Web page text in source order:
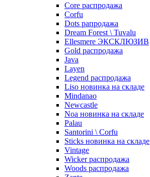
Core распродажа
Corfu
Dots рапродажа
Dream Forest \ Tuvalu
Ellesmere ЭКСКЛЮЗИВ
Gold распродажа
Java
Layen
Legend распродажа
Liso новинка на складе
Mindanao
Newcastle
Noa новинка на складе
Palau
Santorini \ Corfu
Sticks новинка на складе
Vintage
Wicker распродажа
Woods распродажа